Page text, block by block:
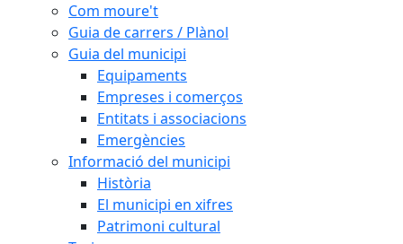
Com moure't
Guia de carrers / Plànol
Guia del municipi
Equipaments
Empreses i comerços
Entitats i associacions
Emergències
Informació del municipi
Història
El municipi en xifres
Patrimoni cultural